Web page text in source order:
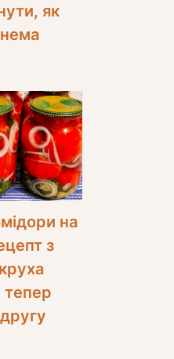
як
на
з
тепер